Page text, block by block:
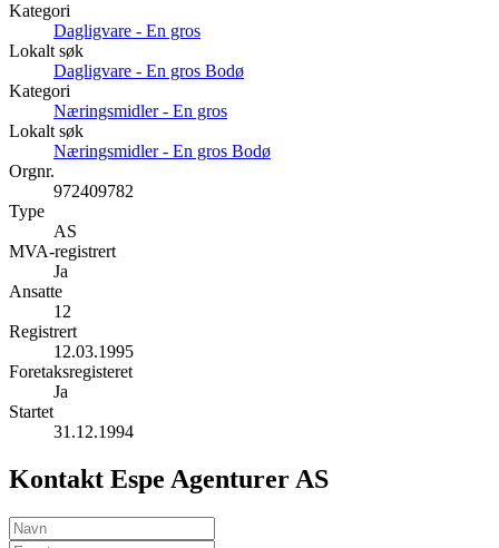
Kategori
Dagligvare - En gros
Lokalt søk
Dagligvare - En gros Bodø
Kategori
Næringsmidler - En gros
Lokalt søk
Næringsmidler - En gros Bodø
Orgnr.
972409782
Type
AS
MVA-registrert
Ja
Ansatte
12
Registrert
12.03.1995
Foretaksregisteret
Ja
Startet
31.12.1994
Kontakt Espe Agenturer AS